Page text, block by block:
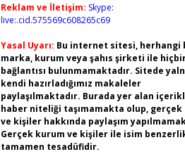
Reklam ve İletişim: Skype:
live:.cid.575569c608265c69
Yasal Uyarı: Bu internet sitesi, herhangi
marka, kurum veya şahıs şirketi ile
bağlantısı bulunmamaktadır. Sitede
kendi hazırladığımız makaleler
paylaşılmaktadır. Burada yer alan
haber niteliği taşımamakta olup, gerçek
ve kişiler hakkında paylaşım
Gerçek kurum ve kişiler ile isim
tamamen tesadüfidir.